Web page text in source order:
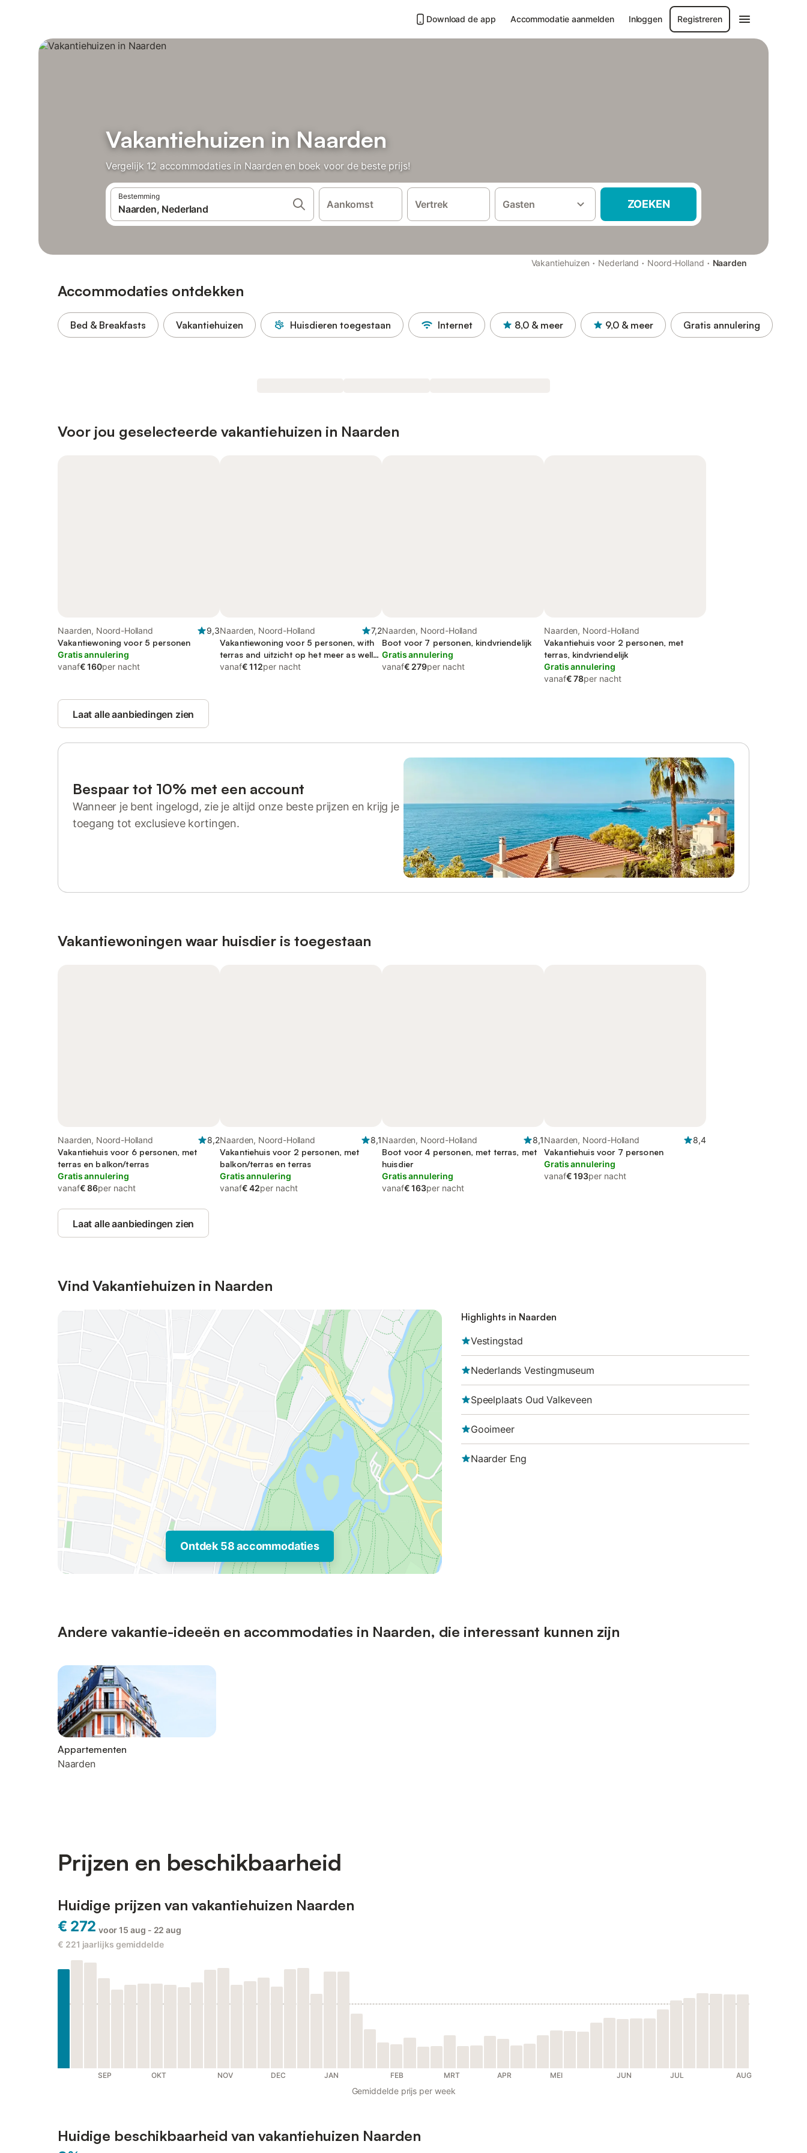
Download de app Accommodatie aanmelden Inloggen Registreren
Vakantiehuizen in Naarden
Vergelijk 12 accommodaties in Naarden en boek voor de beste prijs!
Bestemming
Aankomst Vertrek Gasten ZOEKEN
Vakantiehuizen · Nederland · Noord-Holland · Naarden
Accommodaties ontdekken
Bed & Breakfasts Vakantiehuizen Huisdieren toegestaan Internet 8,0 & meer 9,0 & meer Gratis annulering
Voor jou geselecteerde vakantiehuizen in Naarden
Naarden, Noord-Holland
9,3
Vakantiewoning voor 5 personen
Gratis annulering
vanaf€ 160per nacht
Naarden, Noord-Holland
7,2
Vakantiewoning voor 5 personen, with
terras and uitzicht op het meer as well
as uitzicht
vanaf€ 112per nacht
Naarden, Noord-Holland
Boot voor 7 personen, kindvriendelijk
Gratis annulering
vanaf€ 279per nacht
Naarden, Noord-Holland
Vakantiehuis voor 2 personen, met
terras, kindvriendelijk
Gratis annulering
vanaf€ 78per nacht
Laat alle aanbiedingen zien
Bespaar tot 10% met een account
Wanneer je bent ingelogd, zie je altijd onze beste prijzen en krijg je
toegang tot exclusieve kortingen.
Vakantiewoningen waar huisdier is toegestaan
Naarden, Noord-Holland
8,2
Vakantiehuis voor 6 personen, met
terras en balkon/terras
Gratis annulering
vanaf€ 86per nacht
Naarden, Noord-Holland
8,1
Vakantiehuis voor 2 personen, met
balkon/terras en terras
Gratis annulering
vanaf€ 42per nacht
Naarden, Noord-Holland
8,1
Boot voor 4 personen, met terras, met
huisdier
Gratis annulering
vanaf€ 163per nacht
Naarden, Noord-Holland
8,4
Vakantiehuis voor 7 personen
Gratis annulering
vanaf€ 193per nacht
Laat alle aanbiedingen zien
Vind Vakantiehuizen in Naarden
Ontdek 58 accommodaties
Highlights in Naarden
Vestingstad
Nederlands Vestingmuseum
Speelplaats Oud Valkeveen
Gooimeer
Naarder Eng
Andere vakantie-ideeën en accommodaties in Naarden, die interessant kunnen zijn
Appartementen
Naarden
Prijzen en beschikbaarheid
Huidige prijzen van vakantiehuizen Naarden
€ 272 voor 15 aug - 22 aug
€ 221 jaarlijks gemiddelde
SEP OKT NOV DEC JAN FEB MRT APR MEI JUN JUL AUG
Gemiddelde prijs per week
Huidige beschikbaarheid van vakantiehuizen Naarden